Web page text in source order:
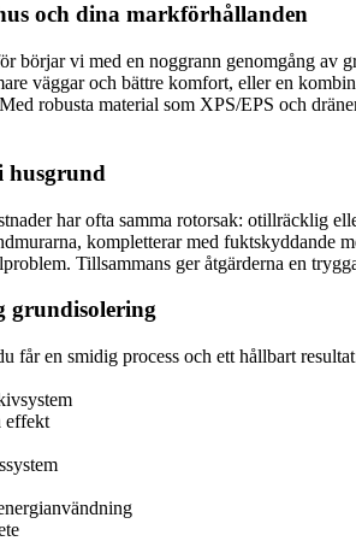
och dina markförhållanden
börjar vi med en noggrann genomgång
väggar och bättre komfort, eller en
robusta material som XPS/EPS och
husgrund
har ofta samma rotorsak: otillräcklig
kompletterar med fuktskyddande
Tillsammans ger åtgärderna en
grundisolering
får en smidig process och ett hållbart
effekt